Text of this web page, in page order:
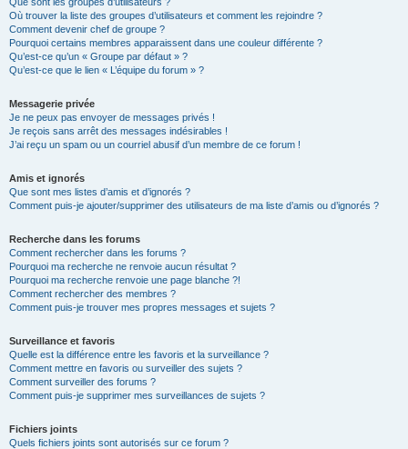
Où trouver la liste des groupes d’utilisateurs et comment les rejoindre ?
Comment devenir chef de groupe ?
Pourquoi certains membres apparaissent dans une couleur différente ?
Qu’est-ce qu’un « Groupe par défaut » ?
Qu’est-ce que le lien « L’équipe du forum » ?
Messagerie privée
Je ne peux pas envoyer de messages privés !
Je reçois sans arrêt des messages indésirables !
J’ai reçu un spam ou un courriel abusif d’un membre de ce forum !
Amis et ignorés
Que sont mes listes d’amis et d’ignorés ?
Comment puis-je ajouter/supprimer des utilisateurs de ma liste d’amis ou d’ignorés ?
Recherche dans les forums
Comment rechercher dans les forums ?
Pourquoi ma recherche ne renvoie aucun résultat ?
Pourquoi ma recherche renvoie une page blanche ?!
Comment rechercher des membres ?
Comment puis-je trouver mes propres messages et sujets ?
Surveillance et favoris
Quelle est la différence entre les favoris et la surveillance ?
Comment mettre en favoris ou surveiller des sujets ?
Comment surveiller des forums ?
Comment puis-je supprimer mes surveillances de sujets ?
Fichiers joints
Quels fichiers joints sont autorisés sur ce forum ?